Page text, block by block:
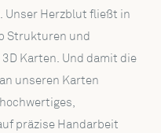
Unser Herzblut fließt in
Strukturen und
Karten. Und damit die
unseren Karten
präzise Handarbeit